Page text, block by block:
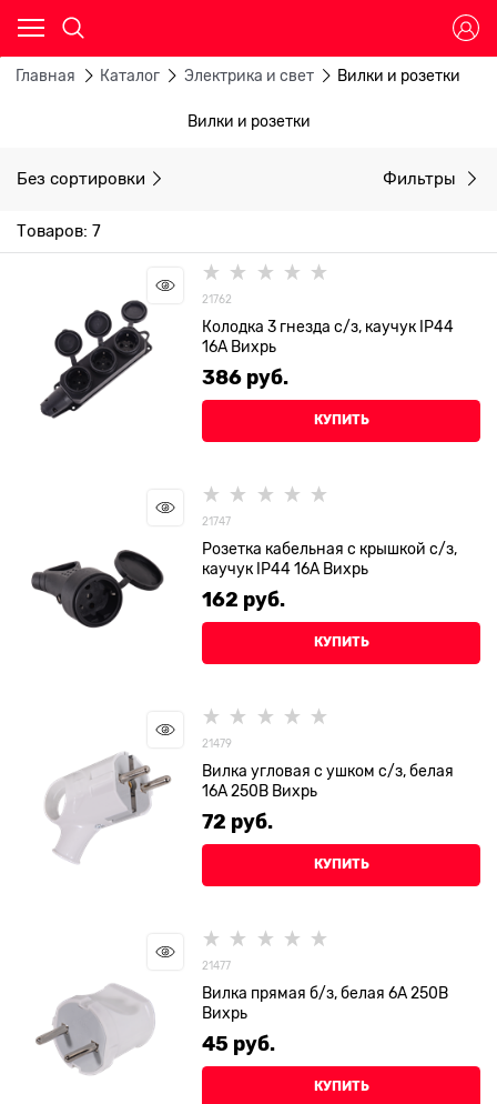
Главная Каталог Электрика и свет Вилки и розетки
Вилки и розетки
Без сортировки Фильтры
Товаров: 7
21762
Колодка 3 гнезда с/з, каучук IP44
16А Вихрь
386 руб.
КУПИТЬ
21747
Розетка кабельная с крышкой с/з,
каучук IP44 16А Вихрь
162 руб.
КУПИТЬ
21479
Вилка угловая с ушком с/з, белая
16А 250В Вихрь
72 руб.
КУПИТЬ
21477
Вилка прямая б/з, белая 6А 250В
Вихрь
45 руб.
КУПИТЬ